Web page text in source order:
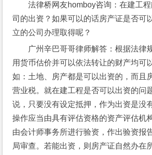
法律桥网友homboy咨询：在建工
司的出资？如果可以的话房产证是否可
立的公司办理取得呢？
广州辛巴哥哥律师解答：根据法律
用货币估价并可以依法转让的财产均可
如：土地、房产都是可以出资的，而且
营业税。就在建工程是否可以出资的问
说，只要没有设定抵押，作为出资是没
操作应当由具有评估资格的资产评估机
由会计师事务所进行验资，作出验资报
局审查。若能出资，则房产证自然办在